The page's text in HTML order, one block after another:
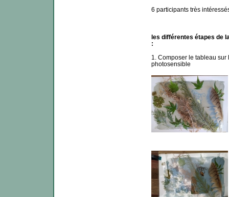
6 participants très
les différentes étapes de
:
1. Composer le tableau
photosensible